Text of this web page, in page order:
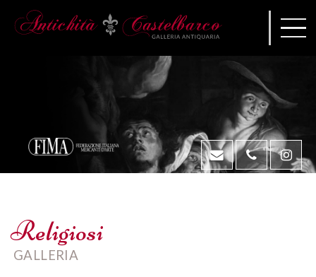
Religiosi
GALLERIA